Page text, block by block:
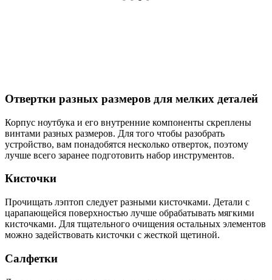
Отвертки разных размеров для мелких деталей
Корпус ноутбука и его внутренние компоненты скреплены
винтами разных размеров. Для того чтобы разобрать
устройство, вам понадобятся несколько отверток, поэтому
лучше всего заранее подготовить набор инструментов.
Кисточки
Прочищать лэптоп следует разными кисточками. Детали с
царапающейся поверхностью лучше обрабатывать мягкими
кисточками. Для тщательного очищения остальных элементов
можно задействовать кисточки с жесткой щетиной.
Салфетки